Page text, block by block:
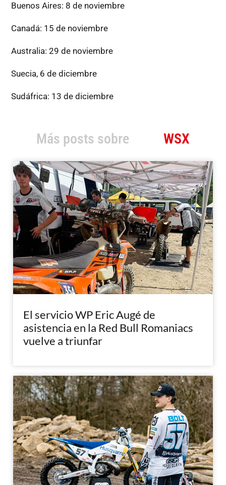
Buenos Aires: 8 de noviembre
Canadá: 15 de noviembre
Australia: 29 de noviembre
Suecia, 6 de diciembre
Sudáfrica: 13 de diciembre
Más posts sobre WSX
El servicio WP Eric Augé de
asistencia en la Red Bull Romaniacs
vuelve a triunfar